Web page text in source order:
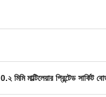
0.২ মিমি মাল্টিলেয়ার প্রিন্টেড সার্কিট